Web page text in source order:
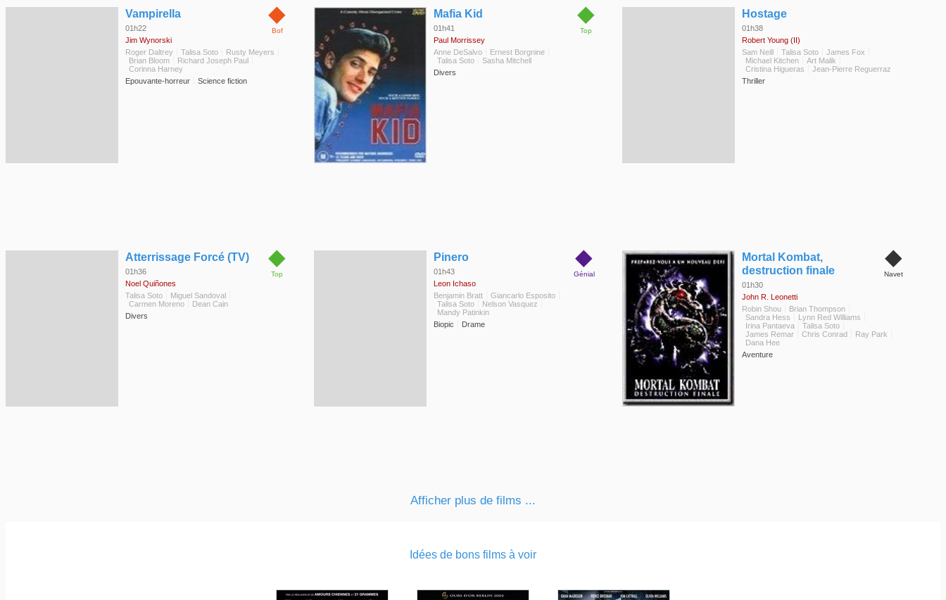
◆
Bof
Vampirella
01h22
Jim Wynorski
Roger Daltrey
Talisa Soto
Rusty Meyers
Brian Bloom
Richard Joseph Paul
Corinna Harney
Epouvante-horreur
Science fiction
◆
Top
Mafia Kid
01h41
Paul Morrissey
Anne DeSalvo
Ernest Borgnine
Talisa Soto
Sasha Mitchell
Divers
Hostage
01h38
Robert Young (II)
Sam Neill
Talisa Soto
James Fox
Michael Kitchen
Art Malik
Cristina Higueras
Jean-Pierre Reguerraz
Thriller
◆
Top
Atterrissage Forcé (TV)
01h36
Noel Quiñones
Talisa Soto
Miguel Sandoval
Carmen Moreno
Dean Cain
Divers
◆
Génial
Pinero
01h43
Leon Ichaso
Benjamin Bratt
Giancarlo Esposito
Talisa Soto
Nelson Vasquez
Mandy Patinkin
Biopic
Drame
◆
Navet
Mortal Kombat,
destruction finale
01h30
John R. Leonetti
Robin Shou
Brian Thompson
Sandra Hess
Lynn Red Williams
Irina Pantaeva
Talisa Soto
James Remar
Chris Conrad
Ray Park
Dana Hee
Aventure
Afficher plus de films ...
Idées de bons films à voir